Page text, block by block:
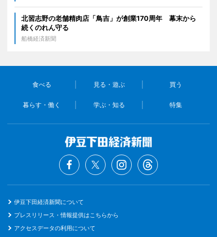
北習志野の老舗精肉店「鳥吉」が創業170周年 幕末から
続くのれん守る
船橋経済新聞
食べる 見る・遊ぶ 買う
暮らす・働く 学ぶ・知る 特集
伊豆下田経済新聞について
プレスリリース・情報提供はこちらから
アクセスデータの利用について